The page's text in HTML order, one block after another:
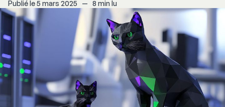
Publié le 5 mars 2025
— 8 min lu